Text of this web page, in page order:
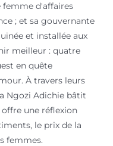
femme d'affaires
; et sa gouvernante
et installée aux
meilleur : quatre
en quête
À travers leurs
Ngozi Adichie bâtit
une réflexion
le prix de la
femmes.